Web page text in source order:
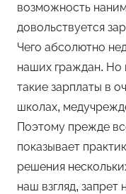
возможность
довольствуется
Чего абсолютно
наших граждан. Но
такие зарплаты в
школах,
Поэтому прежде
показывает
решения
наш взгляд, запрет